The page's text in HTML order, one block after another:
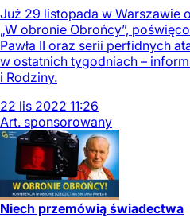
Już 29 listopada w Warszawie
„W obronie Obrońcy”,
Pawła II oraz serii perfidnych
w ostatnich tygodniach –
i Rodziny.
22 lis 2022 11:26
Art. sponsorowany
Niech przemówią świadectwa